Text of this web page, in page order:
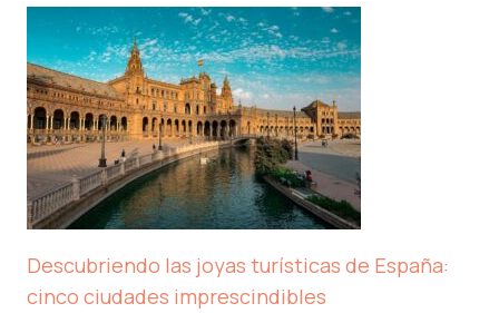
Descubriendo las joyas turísticas de España:
cinco ciudades imprescindibles